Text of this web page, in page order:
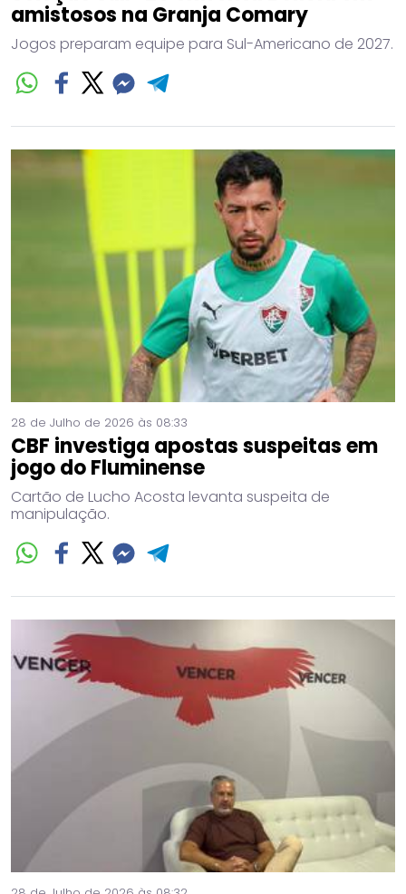
amistosos na Granja Comary
Jogos preparam equipe para Sul-Americano de 2027.
28 de Julho de 2026 às 08:33
CBF investiga apostas suspeitas em
jogo do Fluminense
Cartão de Lucho Acosta levanta suspeita de
manipulação.